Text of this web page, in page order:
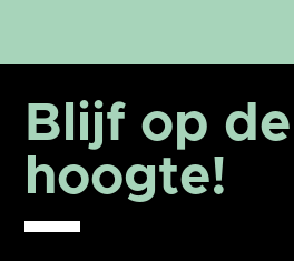
Blijf op de
hoogte!